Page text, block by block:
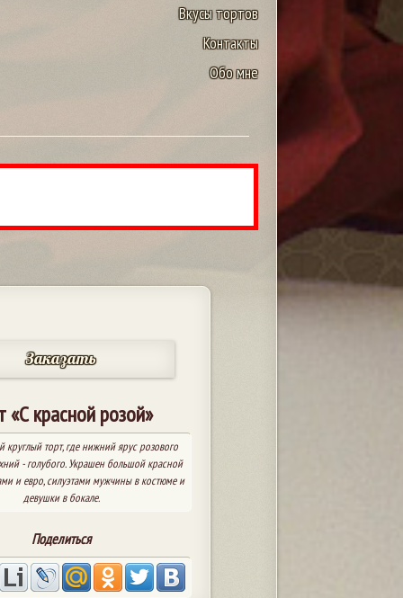
Вкусы тортов
Контакты
Обо мне
Заказать
«С красной розой»
круглый торт, где нижний ярус розового
- голубого. Украшен большой красной
и евро, силуэтами мужчины в костюме и
девушки в бокале.
Поделиться